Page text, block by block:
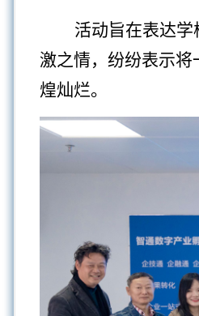
活动旨在表达学
激之情，纷纷表示
煌灿烂。